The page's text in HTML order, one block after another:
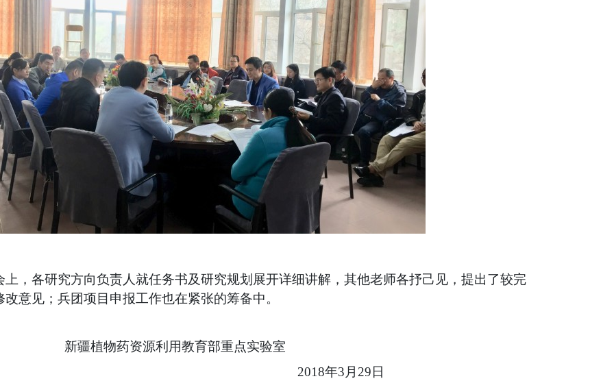
上，各研究方向负责人就任务书及研究规划展开详细讲解，其他老师各抒己见，提出了较完
改意见；兵团项目申报工作也在紧张的筹备中。
疆植物药资源利用教育部重点实验室
2018年3月 29日